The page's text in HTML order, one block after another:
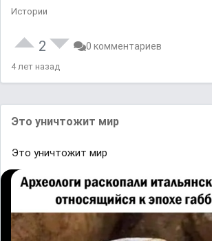
Истории
2 0 комментариев
4 лет назад
Это уничтожит мир
Это уничтожит мир